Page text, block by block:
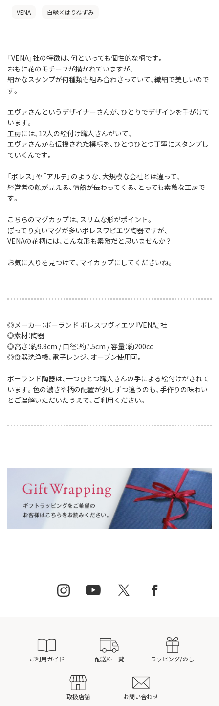
VENA 白縁×はりねずみ
「VENA」社の特徴は、何といっても個性的な柄です。
おもに花のモチーフが描かれていますが、
細かなスタンプが何種類も組み合わさっていて、繊細で美しいので
す。
エヴァさんというデザイナーさんが、ひとりでデザインを手がけて
います。
工房には、12人の絵付け職人さんがいて、
エヴァさんから伝授された模様を、ひとつひとつ丁寧にスタンプし
ていくんです。
「ボレス」や「アルテ」のような、大規模な会社とは違って、
経営者の顔が見える、情熱が伝わってくる、とっても素敵な工房で
す。
こちらのマグカップは、スリムな形がポイント。
ぽってり丸いマグが多いボレスワビエツ陶器ですが、
VENAの花柄には、こんな形も素敵だと思いませんか？
お気に入りを見つけて、マイカップにしてくださいね。
◎メーカー：ポーランド ボレスワヴィエツ『VENA』社
◎素材：陶器
◎高さ：約9.8cm / 口径：約7.5cm / 容量：約200cc
◎食器洗浄機、電子レンジ、オーブン使用可。
ポーランド陶器は、一つひとつ職人さんの手による絵付けがされて
います。色の濃さや柄の配置が少しずつ違うのも、手作りの味わい
とご理解いただいたうえで、ご利用ください。
ご利用ガイド 配送料一覧 ラッピング/のし
取扱店舗 お問い合わせ